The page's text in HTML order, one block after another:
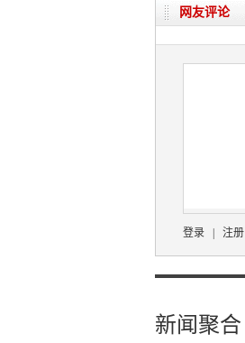
网友评论
登录 注册
新闻聚合